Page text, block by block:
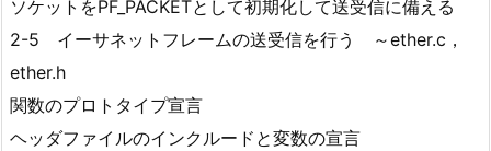
ソケットをPF_PACKETとして初期化して送受信に備える
2-5 イーサネットフレームの送受信を行う ～ether.c，
ether.h
関数のプロトタイプ宣言
ヘッダファイルのインクルードと変数の宣言